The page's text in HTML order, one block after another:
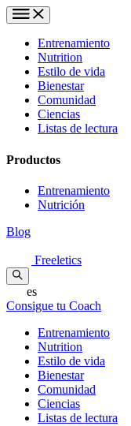
Entrenamiento
Nutrition
Estilo de vida
Bienestar
Comunidad
Ciencias
Listas de lectura
Productos
Entrenamiento
Nutrición
Blog
Freeletics
es
Consigue tu Coach
Entrenamiento
Nutrition
Estilo de vida
Bienestar
Comunidad
Ciencias
Listas de lectura